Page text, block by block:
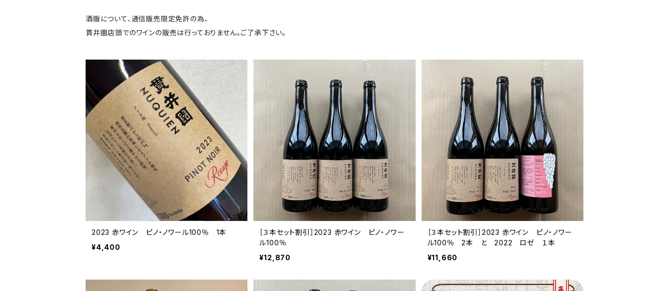
酒販について、通信販売限定免許の為、
貫井園店頭でのワインの販売は行っておりません。ご了承下さい。
2023 赤ワイン ピノ・ノワール100％ 1本
¥4,400
［３本セット割引］2023 赤ワイン ピノ・ノワー
ル100％
¥12,870
［３本セット割引］2023 赤ワイン ピノ・ノワー
ル100％ 2本 と 2022 ロゼ １本
¥11,660